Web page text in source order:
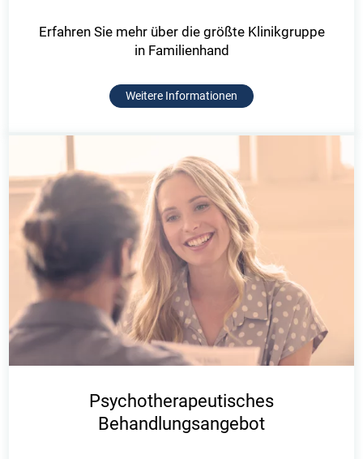
Erfahren Sie mehr über die größte Klinikgruppe
in Familienhand
Weitere Informationen
Psychotherapeutisches
Behandlungsangebot